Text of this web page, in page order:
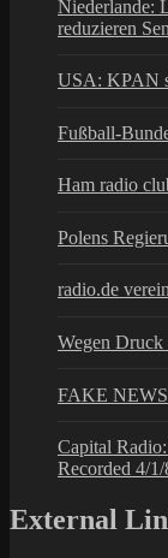
Niederlande:
reduzieren
USA: KPAN
Fußball-
Ham radio
Polens
radio.de
Wegen Druck
FAKE
Capital
Recorded 4/1/
External